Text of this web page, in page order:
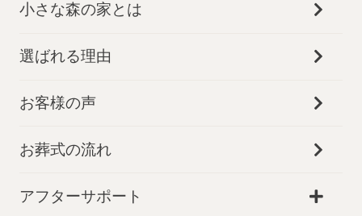
小さな森の家とは
選ばれる理由
お客様の声
お葬式の流れ
アフターサポート